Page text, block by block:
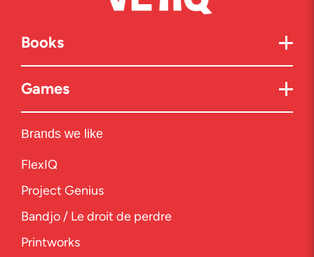
Books
Games
Brands we like
FlexIQ
Project Genius
Bandjo / Le droit de perdre
Printworks